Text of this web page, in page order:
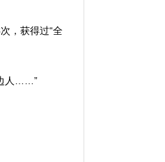
次，获得过“全
人 ……”